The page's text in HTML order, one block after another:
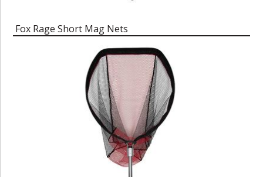
Fox Rage Short Mag Nets